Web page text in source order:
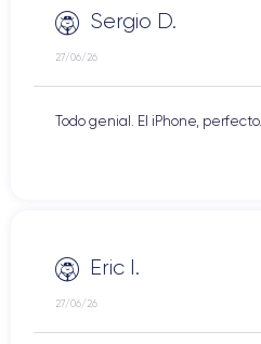
Sergio D.
27/06/26
Todo genial. El iPhone, perfecto.
Eric I.
27/06/26